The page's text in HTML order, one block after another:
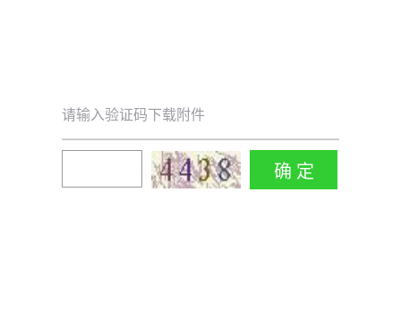
请输入验证码下载附件